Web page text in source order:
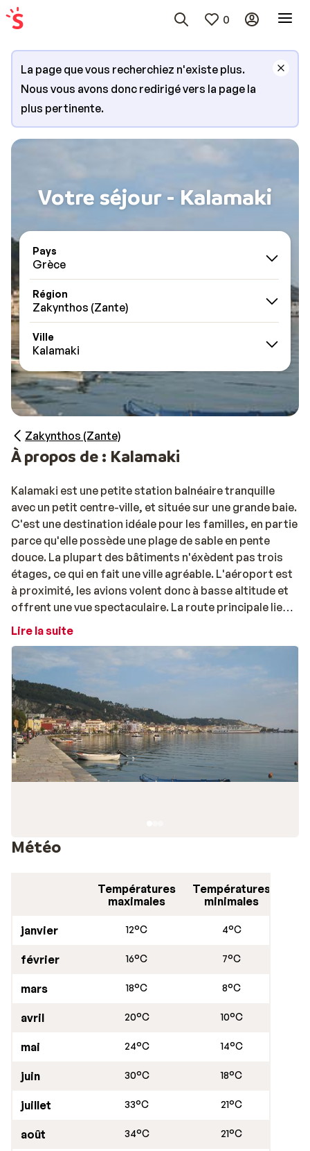
0
La page que vous recherchiez n'existe plus.
Nous vous avons donc redirigé vers la page la
plus pertinente.
Votre séjour - Kalamaki
Pays
Grèce
Région
Zakynthos (Zante)
Ville
Kalamaki
Zakynthos (Zante)
À propos de : Kalamaki
Kalamaki est une petite station balnéaire tranquille
avec un petit centre-ville, et située sur une grande baie.
C'est une destination idéale pour les familles, en partie
parce qu'elle possède une plage de sable en pente
douce. La plupart des bâtiments n'éxèdent pas trois
étages, ce qui en fait une ville agréable. L'aéroport est
à proximité, les avions volent donc à basse altitude et
offrent une vue spectaculaire. La route principale lie
Kalamaki à la ville de
Zakynthos (Zante), est à environ 6 kilomètres.
Lire la suite
Météo
Températures
maximales
Températures
minimales
janvier 12°C 4°C
février 16°C 7°C
mars 18°C 8°C
avril 20°C 10°C
mai 24°C 14°C
juin 30°C 18°C
juillet 33°C 21°C
août 34°C 21°C